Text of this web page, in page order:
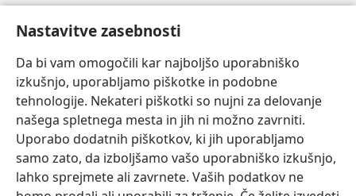
Nastavitve zasebnosti
Da bi vam omogočili kar najboljšo uporabniško
izkušnjo, uporabljamo piškotke in podobne
tehnologije. Nekateri piškotki so nujni za delovanje
našega spletnega mesta in jih ni možno zavrniti.
Uporabo dodatnih piškotkov, ki jih uporabljamo
samo zato, da izboljšamo vašo uporabniško izkušnjo,
lahko sprejmete ali zavrnete. Vaših podatkov ne
(odpre
novo
okno) Watchtowerjeva SPLETNA KNJIŽNICA™
(odpre
novo
okno) JW Hub
(odpre
novo
okno)JW Library
Watchtower Library